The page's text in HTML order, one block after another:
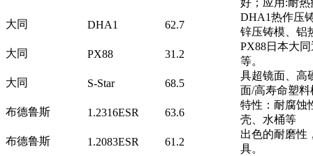
大同
DHA1 62.7
DHA1热作压
锌压铸模、铝
大同
PX88 31.2
PX88日本大
等。
大同
S-Star 68.5
具超镜面、高
面/高寿命塑
布德鲁斯
1.2316ESR 63.6
特性：耐腐蚀
壳、水桶等
布德鲁斯
1.2083ESR 61.2
出色的耐磨性
具。